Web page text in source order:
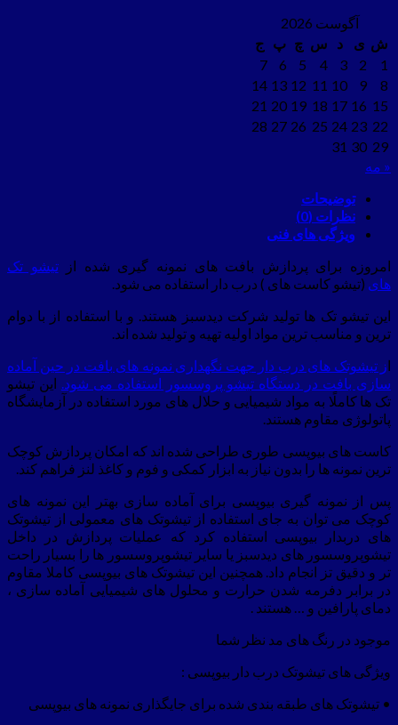
آگوست 2026
ش ی د س چ پ ج
1
2
3
4
5
6
7
8
9
10
11
12
13
14
15
16
17
18
19
20
21
22
23
24
25
26
27
28
29
30
31
« مه
توضیحات
نظرات (0)
ویژگی های فنی
امروزه برای پردازش بافت های نمونه گیری شده ازتیشو تک
های (تیشو کاست های ) درب دار استفاده می شود.
این تیشو تک ها تولید شرکت دیدسبز هستند. و با استفاده از با دوام
ترین و مناسب ترین مواد اولیه تهیه و تولید شده اند.
از تیشوتک های درب دار جهت نگهداری نمونه های بافت در حین آماده
سازی بافت در دستگاه تیشو پروسسور استفاده می شود. این تیشو
تک ها کاملًا به مواد شیمیایی و حلال های مورد استفاده در آزمایشگاه
پاتولوژی مقاوم هستند.
کاست های بیوپسی طوری طراحی شده اند که امکان پردازش کوچک
ترین نمونه ها را بدون نیاز به ابزار کمکی و فوم و کاغذ لنز فراهم کند.
پس از نمونه گیری بیوپسی برای آماده سازی بهتر این نمونه های
کوچک می توان به جای استفاده از تیشوتک های معمولی از تیشوتک
های دربدار بیوپسی استفاده کرد که عملیات پردازش در داخل
تیشوپروسسور های دیدسبز یا سایر تیشوپروسسور ها را بسیار راحت
تر و دقیق تز انجام داد. همچنین این تیشوتک های بیوپسی کاملا مقاوم
در برابر دفرمه شدن حرارت و محلول های شیمیایی آماده سازی ،
دمای پارافین و … هستند .
موجود در رنگ های مد نظر شما
ویژگی های تیشوتک درب دار بیوپسی :
• تیشوتک های طبقه بندی شده برای جایگذاری نمونه های بیوپسی